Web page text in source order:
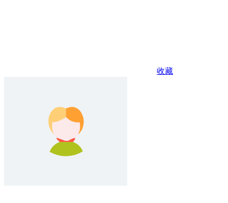
收藏